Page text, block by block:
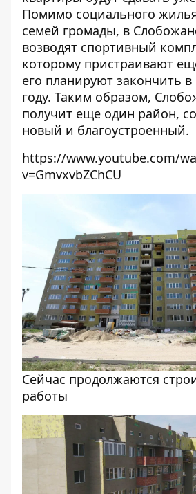
Помимо социального
семей громады, в
возводят спортивный
которому пристраивают
его планируют закончить
году. Таким образом,
получит еще один район,
новый и благоустроенный.
https://www.youtube.com/
v=GmvxvbZChCU
Сейчас продолжаются
работы